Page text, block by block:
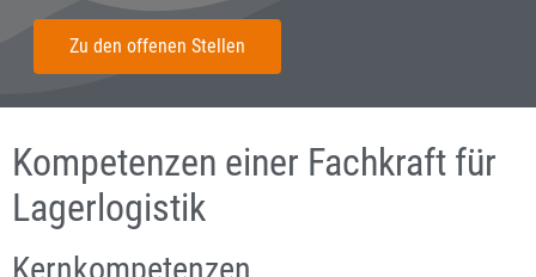
Zu den offenen Stellen
Kompetenzen einer Fachkraft für
Lagerlogistik